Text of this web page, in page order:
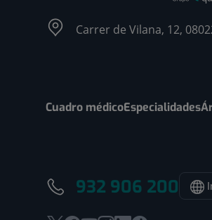
Carrer de Vilana, 12,
Cuadro médicoEspecialidades
932 906 200